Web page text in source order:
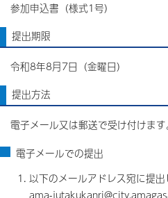
参加申込書（様式1号）
提出期限
令和8年8月7日（金曜日）
提出方法
電子メール又は郵送で受け付けます
電子メールでの提出
以下のメールアドレス宛に提出
ama-